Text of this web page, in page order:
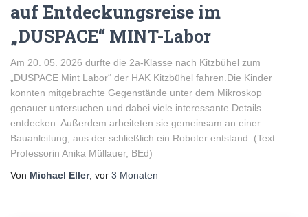
auf Entdeckungsreise im
„DUSPACE“ MINT-Labor
Am 20. 05. 2026 durfte die 2a-Klasse nach Kitzbühel zum
„DUSPACE Mint Labor“ der HAK Kitzbühel fahren.Die Kinder
konnten mitgebrachte Gegenstände unter dem Mikroskop
genauer untersuchen und dabei viele interessante Details
entdecken. Außerdem arbeiteten sie gemeinsam an einer
Bauanleitung, aus der schließlich ein Roboter entstand. (Text:
Professorin Anika Müllauer, BEd)
Von Michael Eller, vor 3 Monaten